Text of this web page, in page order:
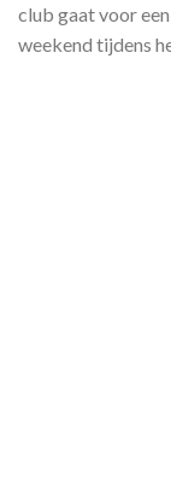
club gaat voor
weekend tijdens